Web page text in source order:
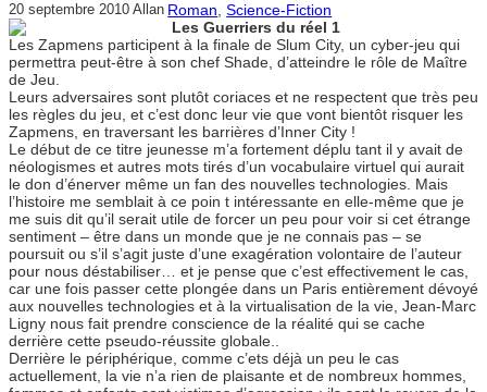
20 septembre 2010 Allan Roman, Science-Fiction
Les Guerriers du réel 1
Les Zapmens participent à la finale de Slum City, un cyber-jeu qui
permettra peut-être à son chef Shade, d’atteindre le rôle de Maître
de Jeu.
Leurs adversaires sont plutôt coriaces et ne respectent que très peu
les règles du jeu, et c’est donc leur vie que vont bientôt risquer les
Zapmens, en traversant les barrières d’Inner City !
Le début de ce titre jeunesse m’a fortement déplu tant il y avait de
néologismes et autres mots tirés d’un vocabulaire virtuel qui aurait
le don d’énerver même un fan des nouvelles technologies. Mais
l’histoire me semblait à ce poin t intéressante en elle-même que je
me suis dit qu’il serait utile de forcer un peu pour voir si cet étrange
sentiment – être dans un monde que je ne connais pas – se
poursuit ou s’il s’agit juste d’une exagération volontaire de l’auteur
pour nous déstabiliser… et je pense que c’est effectivement le cas,
car une fois passer cette plongée dans un Paris entièrement dévoyé
aux nouvelles technologies et à la virtualisation de la vie, Jean-Marc
Ligny nous fait prendre conscience de la réalité qui se cache
derrière cette pseudo-réussite globale..
Derrière le périphérique, comme c’ets déjà un peu le cas
actuellement, la vie n’a rien de plaisante et de nombreux hommes,